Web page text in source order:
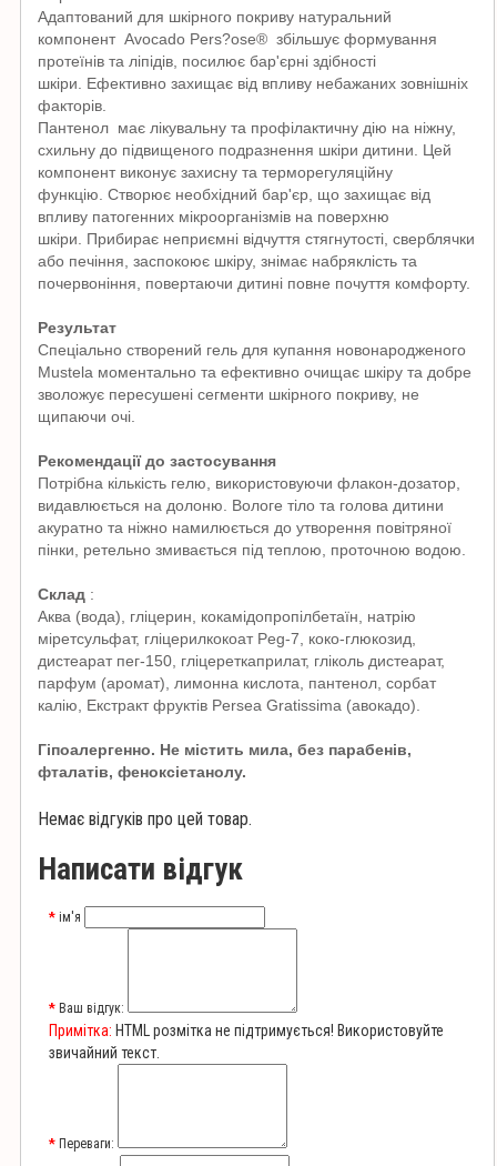
Адаптований для шкірного покриву натуральний
компонент Avocado Pers?ose® збільшує формування
протеїнів та ліпідів, посилює бар'єрні здібності
шкіри. Ефективно захищає від впливу небажаних зовнішніх
факторів.
Пантенол має лікувальну та профілактичну дію на ніжну,
схильну до підвищеного подразнення шкіри дитини. Цей
компонент виконує захисну та терморегуляційну
функцію. Створює необхідний бар'єр, що захищає від
впливу патогенних мікроорганізмів на поверхню
шкіри. Прибирає неприємні відчуття стягнутості, сверблячки
або печіння, заспокоює шкіру, знімає набряклість та
почервоніння, повертаючи дитині повне почуття комфорту.
Результат
Спеціально створений гель для купання новонародженого
Mustela моментально та ефективно очищає шкіру та добре
зволожує пересушені сегменти шкірного покриву, не
щипаючи очі.
Рекомендації до застосування
Потрібна кількість гелю, використовуючи флакон-дозатор,
видавлюється на долоню. Вологе тіло та голова дитини
акуратно та ніжно намилюється до утворення повітряної
пінки, ретельно змивається під теплою, проточною водою.
Склад :
Аква (вода), гліцерин, кокамідопропілбетаїн, натрію
міретсульфат, гліцерилкокоат Peg-7, коко-глюкозид,
дистеарат пег-150, гліцереткаприлат, гліколь дистеарат,
парфум (аромат), лимонна кислота, пантенол, сорбат
калію, Екстракт фруктів Persea Gratissima (авокадо).
Гіпоалергенно. Не містить мила, без парабенів,
фталатів, феноксіетанолу.
Немає відгуків про цей товар.
Написати відгук
ім'я
Ваш відгук:
Примітка: HTML розмітка не підтримується! Використовуйте
звичайний текст.
Переваги: